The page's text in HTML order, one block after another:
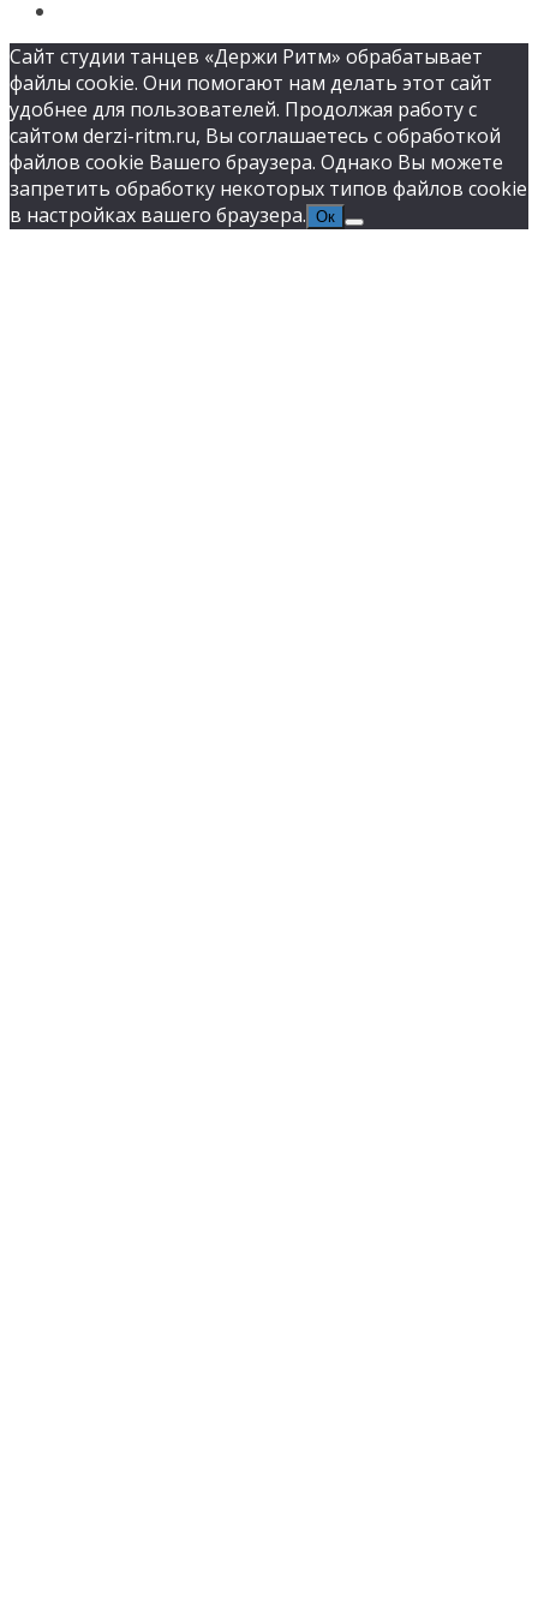
Сайт студии танцев «Держи Ритм» обрабатывает
файлы cookie. Они помогают нам делать этот сайт
удобнее для пользователей. Продолжая работу с
сайтом derzi-ritm.ru, Вы соглашаетесь с обработкой
файлов cookie Вашего браузера. Однако Вы можете
запретить обработку некоторых типов файлов cookie
в настройках вашего браузера. Ок